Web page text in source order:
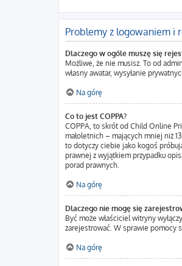
Problemy z logowaniem i
Dlaczego w ogóle muszę się
Możliwe, że nie musisz. To od
własny awatar, wysyłanie
Na górę
Co to jest COPPA?
COPPA, to skrót od Child Online
małoletnich – mających mniej niż
to dotyczy ciebie jako kogoś
prawnej z wyjątkiem przypadku
porad prawnych.
Na górę
Dlaczego nie mogę się
Być może właściciel witryny
zarejestrować. W sprawie pomocy
Na górę